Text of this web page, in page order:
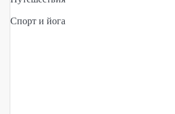
Спорт и йога